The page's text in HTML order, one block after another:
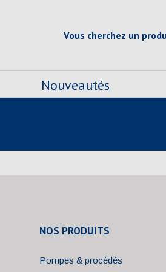
Vous cherchez un
Nouveautés
NOS PRODUITS
Pompes & procédés